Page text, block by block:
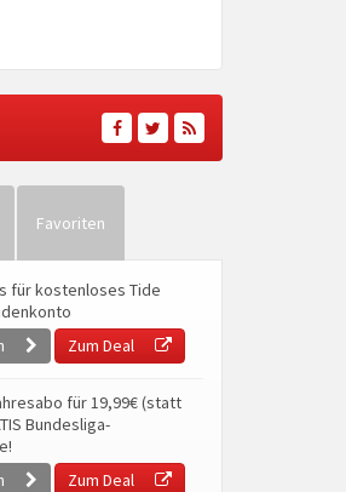
Favoriten
für kostenloses Tide
Zum Deal
für 19,99€ (statt
Bundesliga-
Zum Deal